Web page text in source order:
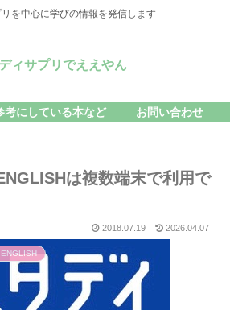
を中心に学びの情報を発信します
ィサプリでええやん
考にしている本など お問い合わせ
は複数端末で利用で
2018.07.19 2026.04.07